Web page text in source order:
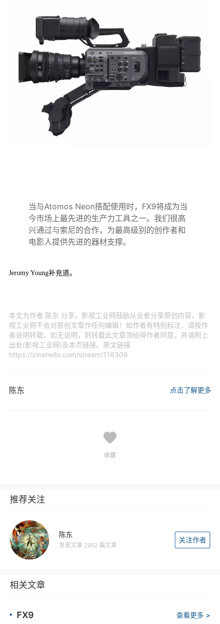
当与Atomos Neon搭配使用时，FX9将成为当
今市场上最先进的生产力工具之一。我们很高
兴通过与索尼的合作，为最高级别的创作者和
电影人提供先进的器材支撑。
Jeromy Young补充道。
本文为作者 陈东 分享，影视工业网鼓励从业者分享原创内容，影
视工业网不会对原创文章作任何编辑！如作者有特别标注，请按作
者说明转载，如无说明，则转载此文章须经得作者同意，并请附上
出处(影视工业网)及本页链接。原文链接
https://cinehello.com/stream/116309
陈东 点击了解更多
收藏
推荐关注
陈东
发表文章 2952 篇文章
关注作者
相关文章
FX9 查看更多 >